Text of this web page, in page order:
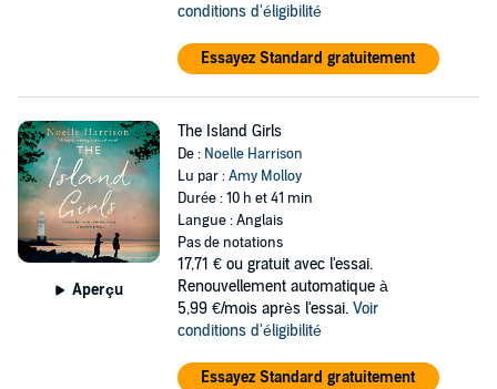
conditions d'éligibilité
Essayez Standard gratuitement
Aperçu
The Island Girls
De : Noelle Harrison
Lu par :Amy Molloy
Durée : 10 h et 41 min
Langue : Anglais
Pas de notations
17,71 € ou gratuit avec l'essai.
Renouvellement automatique à
5,99 €/mois après l'essai. Voir
conditions d'éligibilité
Essayez Standard gratuitement